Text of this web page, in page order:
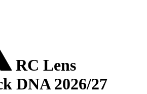
RC Lens
DNA 2026/27